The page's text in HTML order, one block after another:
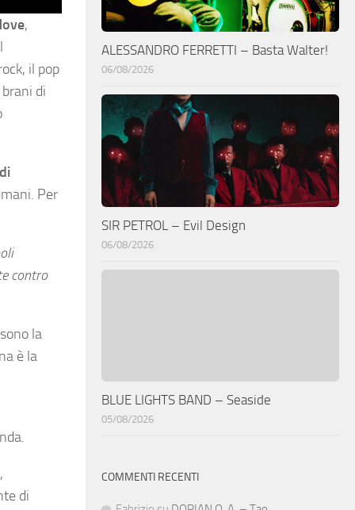
,
il pop
di
Per
contro
la
è la
,
di
ALESSANDRO FERRETTI – Basta Walter!
06/08/2026
SIR PETROL – Evil Design
06/08/2026
BLUE LIGHTS BAND – Seaside
05/08/2026
COMMENTI RECENTI